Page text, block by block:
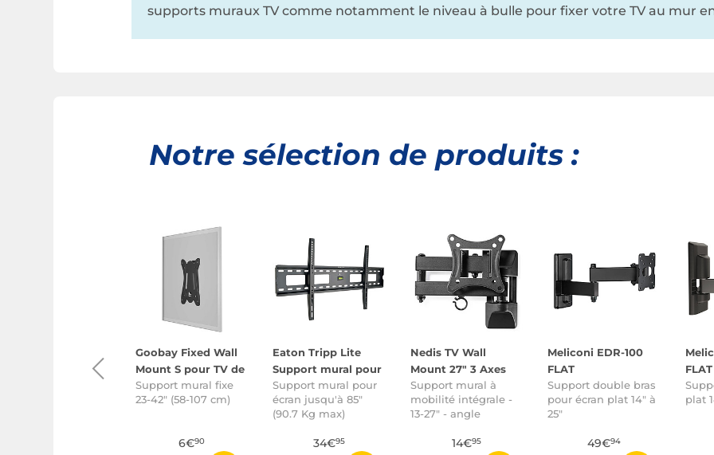
supports muraux TV comme notamment le niveau à bulle pour fixer votre TV au mur
Notre sélection de produits :
XL pour TV
Goobay Fixed Wall
Mount S pour TV de
23" à 42"
Support mural fixe
23-42" (58-107 cm)
6€90
Eaton Tripp Lite
Support mural pour
écran de 45" à 85"
Support mural pour
écran jusqu'à 85"
(90.7 Kg max)
34€95
Nedis TV Wall
Mount 27" 3 Axes
Support mural à
mobilité intégrale -
13-27" - angle
angle de rotation de
14€95
Meliconi EDR-100
FLAT
Support double bras
pour écran plat 14" à
25"
49€94
FLAT
plat